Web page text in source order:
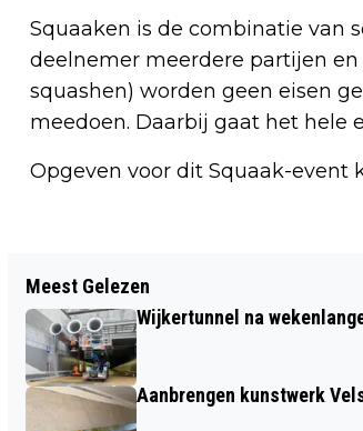
Squaaken is de combinatie van
deelnemer meerdere partijen en
squashen) worden geen eisen
meedoen. Daarbij gaat het hele
Opgeven voor dit Squaak-event
HET NIEUWS UIT NOORD-
ÉÉN MINUUT
Meest Gelezen
Wijkertunnel na
Aanbrengen kunstwerk